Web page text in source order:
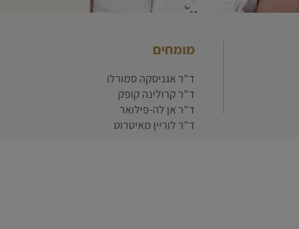
מומחים
ד"ר אגניסקה סמורלו
ד"ר קרולינה קופק
ד"ר אן לה-פילואר
ד"ר לוריין מאיטרוט